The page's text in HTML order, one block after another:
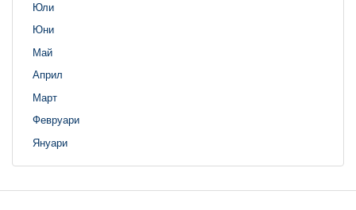
Юли
Юни
Май
Април
Март
Февруари
Януари